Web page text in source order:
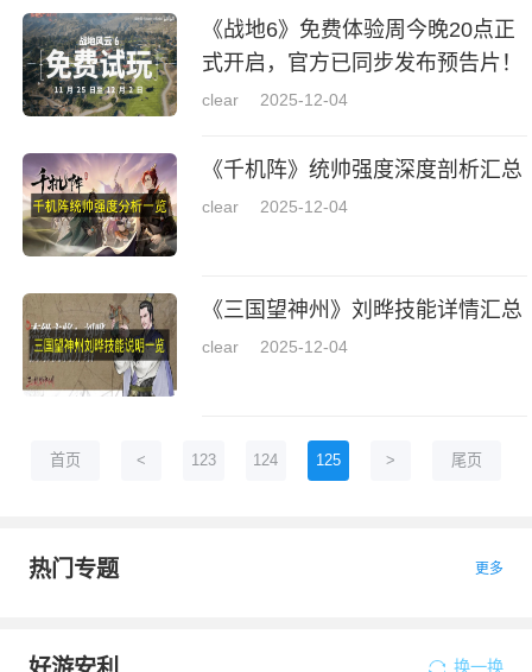
《战地6》免费体验周今晚20点正
式开启，官方已同步发布预告片！
clear 2025-12-04
《千机阵》统帅强度深度剖析汇总
clear 2025-12-04
《三国望神州》刘晔技能详情汇总
clear 2025-12-04
首页 < 123 124 125 > 尾页
热门专题 更多
换一换